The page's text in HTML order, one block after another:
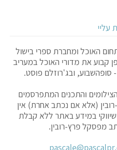
עליי
האוכל ומחברת ספרי בישול
קבוע את מדורי האוכל במעריב
סופהשבוע, ובג'רוזלם פוסט.
והתכנים המתפרסמים
(אלא אם נכתב אחרת) אין
במידע באתר ללא קבלת
מפסקל פרץ-רובין.